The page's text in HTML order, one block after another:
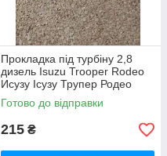
Прокладка під турбіну 2,8
дизель Isuzu Trooper Rodeo
Исузу Ісузу Трупер Родео
Готово до відправки
215 ₴